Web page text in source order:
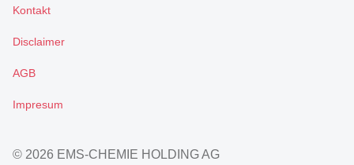
Kontakt
Disclaimer
AGB
Impresum
© 2026 EMS-CHEMIE HOLDING AG